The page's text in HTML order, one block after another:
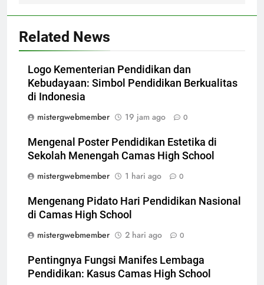
Related News
Logo Kementerian Pendidikan dan
Kebudayaan: Simbol Pendidikan Berkualitas
di Indonesia
mistergwebmember
19 jam ago 0
Mengenal Poster Pendidikan Estetika di
Sekolah Menengah Camas High School
mistergwebmember
1 hari ago 0
Mengenang Pidato Hari Pendidikan Nasional
di Camas High School
mistergwebmember
2 hari ago 0
Pentingnya Fungsi Manifes Lembaga
Pendidikan: Kasus Camas High School